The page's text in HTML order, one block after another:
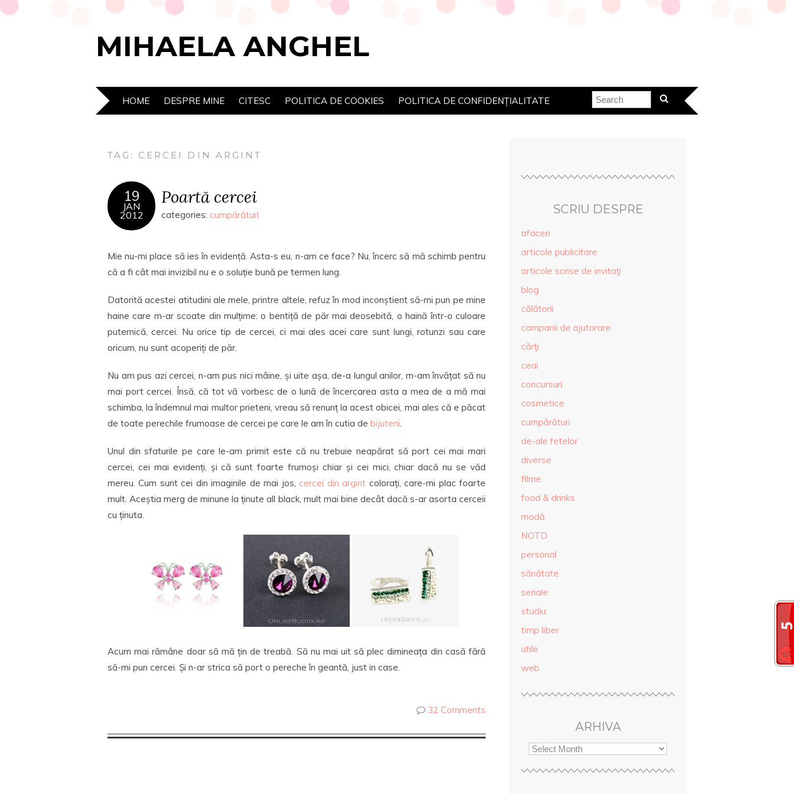
MIHAELA ANGHEL
HOME DESPRE MINE CITESC POLITICA DE COOKIES POLITICA DE CONFIDENȚIALITATE
TAG: CERCEI DIN ARGINT
19
JAN
2012
Poartă cercei
categories: cumpărături
Mie nu-mi place să ies în evidență. Asta-s eu, n-am ce face? Nu, încerc să mă schimb pentru
că a fi cât mai invizibil nu e o soluție bună pe termen lung.
Datorită acestei atitudini ale mele, printre altele, refuz în mod inconștient să-mi pun pe mine
haine care m-ar scoate din mulțime: o bentiță de păr mai deosebită, o haină într-o culoare
puternică, cercei. Nu orice tip de cercei, ci mai ales acei care sunt lungi, rotunzi sau care
oricum, nu sunt acoperiți de păr.
Nu am pus azi cercei, n-am pus nici mâine, și uite așa, de-a lungul anilor, m-am învățat să nu
mai port cercei. Însă, că tot vă vorbesc de o lună de încercarea asta a mea de a mă mai
schimba, la îndemnul mai multor prieteni, vreau să renunț la acest obicei, mai ales că e păcat
de toate perechile frumoase de cercei pe care le am în cutia de bijuterii.
Unul din sfaturile pe care le-am primit este că nu trebuie neapărat să port cei mai mari
cercei, cei mai evidenți, și că sunt foarte frumoși chiar și cei mici, chiar dacă nu se văd
mereu. Cum sunt cei din imaginile de mai jos, cercei din argint colorați, care-mi plac foarte
mult. Aceștia merg de minune la ținute all black, mult mai bine decât dacă s-ar asorta cerceii
cu ținuta.
Acum mai rămâne doar să mă țin de treabă. Să nu mai uit să plec dimineața din casă fără
să-mi pun cercei. Și n-ar strica să port o pereche în geantă, just in case.
32 Comments
SCRIU DESPRE
afaceri
articole publicitare
articole scrise de invitaţi
blog
călătorii
campanii de ajutorare
cărţi
ceai
concursuri
cosmetice
cumpărături
de-ale fetelor
diverse
filme
food & drinks
modă
NOTD
personal
sănătate
seriale
studiu
timp liber
utile
web
ARHIVA